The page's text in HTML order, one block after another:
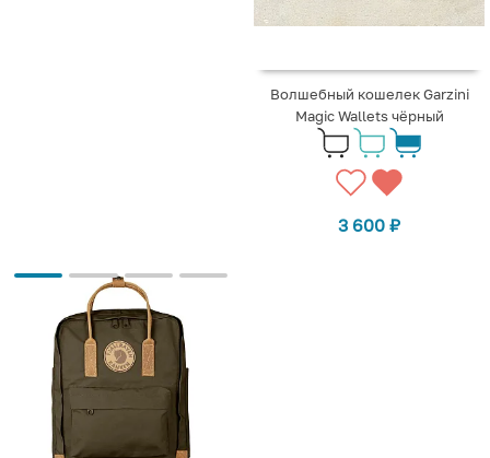
Волшебный кошелек Garzini
Magic Wallets чёрный
3 600 ₽